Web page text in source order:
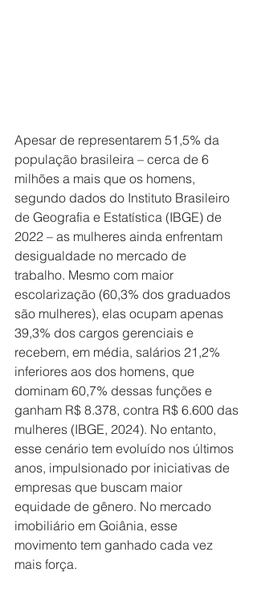
Apesar de representarem 51,5% da
população brasileira – cerca de 6
milhões a mais que os homens,
segundo dados do Instituto Brasileiro
de Geografia e Estatística (IBGE) de
2022 – as mulheres ainda enfrentam
desigualdade no mercado de
trabalho. Mesmo com maior
escolarização (60,3% dos graduados
são mulheres), elas ocupam apenas
39,3% dos cargos gerenciais e
recebem, em média, salários 21,2%
inferiores aos dos homens, que
dominam 60,7% dessas funções e
ganham R$ 8.378, contra R$ 6.600 das
mulheres (IBGE, 2024). No entanto,
esse cenário tem evoluído nos últimos
anos, impulsionado por iniciativas de
empresas que buscam maior
equidade de gênero. No mercado
imobiliário em Goiânia, esse
movimento tem ganhado cada vez
mais força.